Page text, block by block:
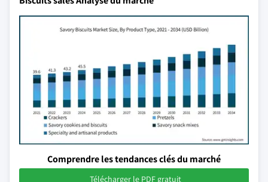
Comprendre les tendances clés du marché
Télécharger le PDF gratuit